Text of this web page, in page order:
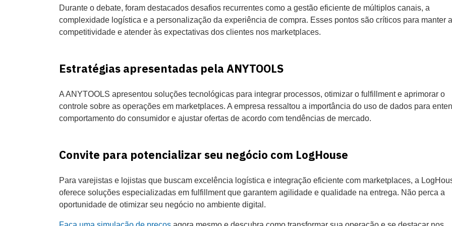
Durante o debate, foram destacados desafios recurrentes como a gestão eficiente de múltiplos canais, a
complexidade logística e a personalização da experiência de compra. Esses pontos são críticos para manter a
competitividade e atender às expectativas dos clientes nos marketplaces.
Estratégias apresentadas pela ANYTOOLS
A ANYTOOLS apresentou soluções tecnológicas para integrar processos, otimizar o fulfillment e aprimorar o
controle sobre as operações em marketplaces. A empresa ressaltou a importância do uso de dados para
comportamento do consumidor e ajustar ofertas de acordo com tendências de mercado.
Convite para potencializar seu negócio com LogHouse
Para varejistas e lojistas que buscam excelência logística e integração eficiente com marketplaces, a
oferece soluções especializadas em fulfillment que garantem agilidade e qualidade na entrega. Não perca a
oportunidade de otimizar seu negócio no ambiente digital.